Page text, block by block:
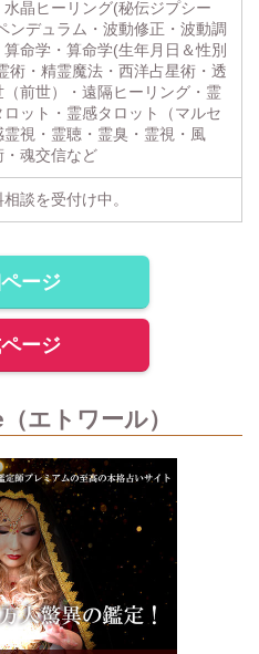
晶ヒーリング(秘伝ジプシー
ンデュラム・波動修正・波動調
命学・算命学(生年月日＆性別
術・精霊魔法・西洋占星術・透
（前世）・遠隔ヒーリング・霊
ロット・霊感タロット（マルセ
霊視・霊聴・霊臭・霊視・風
・魂交信など
談を受付け中。
ージ
ージ
エトワール）